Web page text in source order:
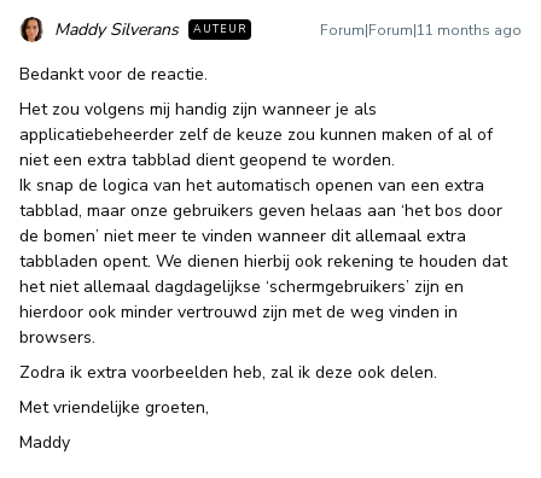
Maddy Silverans AUTEUR Forum|Forum|11 months ago
Bedankt voor de reactie.
Het zou volgens mij handig zijn wanneer je als
applicatiebeheerder zelf de keuze zou kunnen maken of al of
niet een extra tabblad dient geopend te worden.
Ik snap de logica van het automatisch openen van een extra
tabblad, maar onze gebruikers geven helaas aan ‘het bos door
de bomen’ niet meer te vinden wanneer dit allemaal extra
tabbladen opent. We dienen hierbij ook rekening te houden dat
het niet allemaal dagdagelijkse ‘schermgebruikers’ zijn en
hierdoor ook minder vertrouwd zijn met de weg vinden in
browsers.
Zodra ik extra voorbeelden heb, zal ik deze ook delen.
Met vriendelijke groeten,
Maddy